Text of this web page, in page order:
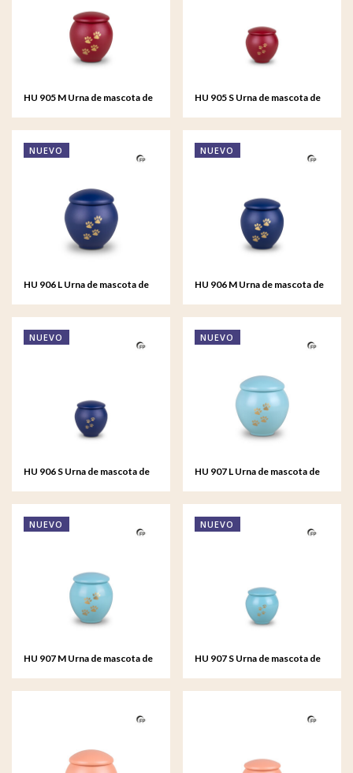
HU 905 M Urna de mascota de
HU 905 S Urna de mascota de
NUEVO
HU 906 L Urna de mascota de
NUEVO
HU 906 M Urna de mascota de
NUEVO
HU 906 S Urna de mascota de
NUEVO
HU 907 L Urna de mascota de
NUEVO
HU 907 M Urna de mascota de
NUEVO
HU 907 S Urna de mascota de